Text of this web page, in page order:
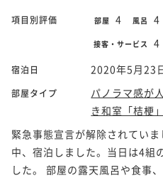
項目別評価 部屋 4 風呂 4
接客・サービス 4
宿泊日 2020年5月23
部屋タイプ
パノラマ感が
き和室「桔梗
緊急事態宣言が解除されてい
中、宿泊しました。当日は4組
した。 部屋の露天風呂や食事